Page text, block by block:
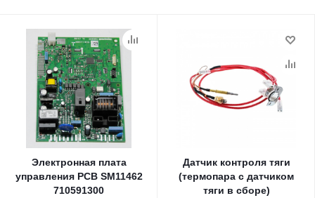
Электронная плата
управления PCB SM11462
710591300
Датчик контроля тяги
(термопара с датчиком
тяги в сборе)